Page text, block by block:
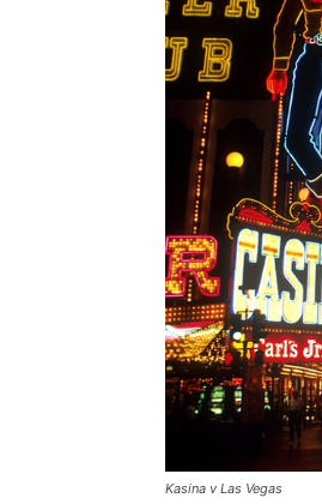
Kasina v Las Vegas